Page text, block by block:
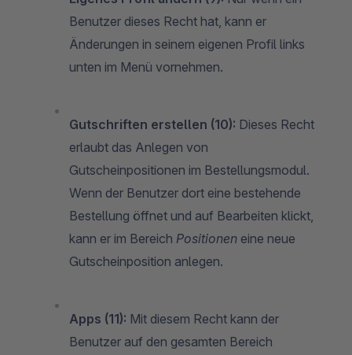
Benutzer dieses Recht hat, kann er
Änderungen in seinem eigenen Profil links
unten im Menü vornehmen.
Gutschriften erstellen (10): Dieses Recht
erlaubt das Anlegen von
Gutscheinpositionen im Bestellungsmodul.
Wenn der Benutzer dort eine bestehende
Bestellung öffnet und auf Bearbeiten klickt,
kann er im Bereich Positionen eine neue
Gutscheinposition anlegen.
Apps (11): Mit diesem Recht kann der
Benutzer auf den gesamten Bereich